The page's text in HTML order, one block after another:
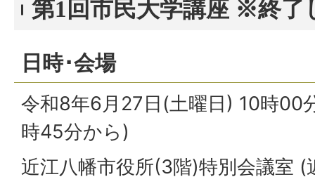
第1回市民大学講座 ※終了
日時･会場
令和8年6月27日(土曜日) 10時00
時45分から)
近江八幡市役所(3階)特別会議室